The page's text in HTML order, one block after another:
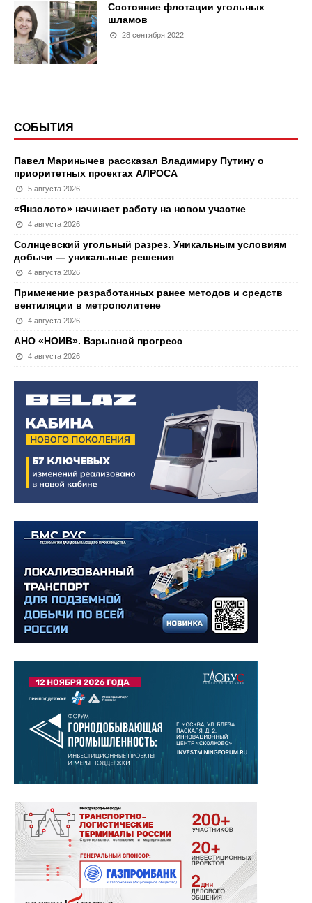
Состояние флотации угольных
шламов
28 сентября 2022
СОБЫТИЯ
Павел Маринычев рассказал Владимиру Путину о
приоритетных проектах АЛРОСА
5 августа 2026
«Янзолото» начинает работу на новом участке
4 августа 2026
Солнцевский угольный разрез. Уникальным условиям
добычи — уникальные решения
4 августа 2026
Применение разработанных ранее методов и средств
вентиляции в метрополитене
4 августа 2026
АНО «НОИВ». Взрывной прогресс
4 августа 2026